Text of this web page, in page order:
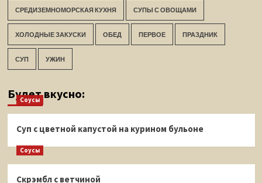
СРЕДИЗЕМНОМОРСКАЯ КУХНЯ СУПЫ С ОВОЩАМИ
ХОЛОДНЫЕ ЗАКУСКИ ОБЕД ПЕРВОЕ ПРАЗДНИК
СУП УЖИН
Будет вкусно:
Соусы
Суп с цветной капустой на курином бульоне
Соусы
Скрэмбл с ветчиной